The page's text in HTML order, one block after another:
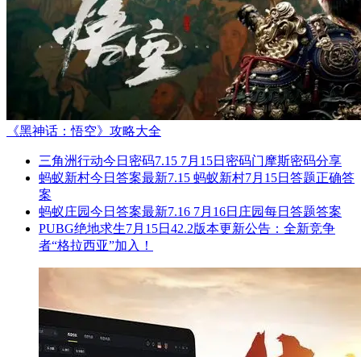
《黑神话：悟空》攻略大全
三角洲行动今日密码7.15 7月15日密码门摩斯密码分享
蚂蚁新村今日答案最新7.15 蚂蚁新村7月15日答题正确答
案
蚂蚁庄园今日答案最新7.16 7月16日庄园每日答题答案
PUBG绝地求生7月15日42.2版本更新公告：全新竞争
者“格拉西亚”加入！